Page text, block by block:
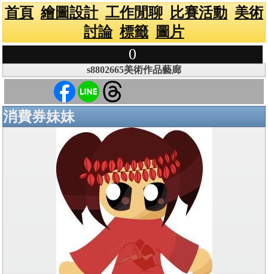
首頁 繪圖設計 工作閒聊 比賽活動 美術
討論 標籤 圖片
0
s8802665美術作品藝廊
消費券妹妹